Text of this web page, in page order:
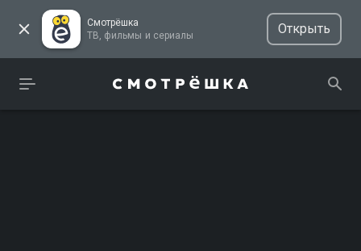
Смотрёшка
ТВ, фильмы и сериалы
Открыть